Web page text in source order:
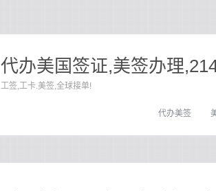
代办美国签证,美签办理
工签,工卡.美签,全球接单!
代办美签